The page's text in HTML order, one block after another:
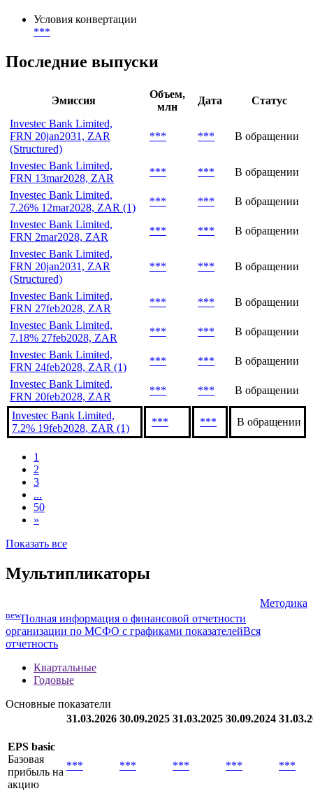
Условия конвертации
***
Последние выпуски
Эмиссия
Объем,
млн
Дата
Статус
Investec Bank Limited,
FRN 20jan2031, ZAR
(Structured)
*** *** В обращении
Investec Bank Limited,
FRN 13mar2028, ZAR
*** ***
В обращении
Investec Bank Limited,
7.26% 12mar2028, ZAR (1)
*** ***
В обращении
Investec Bank Limited,
FRN 2mar2028, ZAR
*** ***
В обращении
Investec Bank Limited,
FRN 20jan2031, ZAR
(Structured)
*** *** В обращении
Investec Bank Limited,
FRN 27feb2028, ZAR
*** ***
В обращении
Investec Bank Limited,
7.18% 27feb2028, ZAR
*** ***
В обращении
Investec Bank Limited,
FRN 24feb2028, ZAR (1)
*** ***
В обращении
Investec Bank Limited,
FRN 20feb2028, ZAR
*** *** В обращении
Investec Bank Limited,
7.2% 19feb2028, ZAR (1)
*** *** В обращении
1
2
3
...
50
»
Показать все
Мультипликаторы
Методика
newПолная информация о финансовой отчетности
организации по МСФО с графиками показателейВся
отчетность
Квартальные
Годовые
Основные показатели
31.03.2026 30.09.2025 31.03.2025 30.09.2024
EPS basic
Базовая
прибыль на
акцию
*** *** *** *** ***